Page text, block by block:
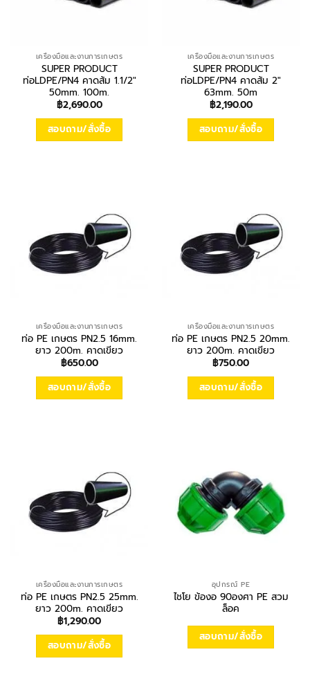
เครื่องมือและงานการเกษตร
SUPER PRODUCT
ท่อLDPE/PN4 คาดส้ม 1.1/2″
50mm. 100m.
฿2,690.00
สอบถาม/สั่งซื้อ
เครื่องมือและงานการเกษตร
SUPER PRODUCT
ท่อLDPE/PN4 คาดส้ม 2″
63mm. 50m
฿2,190.00
สอบถาม/สั่งซื้อ
เครื่องมือและงานการเกษตร
ท่อ PE เกษตร PN2.5 16mm.
ยาว 200m. คาดเขียว
฿650.00
สอบถาม/สั่งซื้อ
เครื่องมือและงานการเกษตร
ท่อ PE เกษตร PN2.5 20mm.
ยาว 200m. คาดเขียว
฿750.00
สอบถาม/สั่งซื้อ
เครื่องมือและงานการเกษตร
ท่อ PE เกษตร PN2.5 25mm.
ยาว 200m. คาดเขียว
฿1,290.00
สอบถาม/สั่งซื้อ
อุปกรณ์ PE
ไชโย ข้องอ 90องศา PE สวม
ล็อค
สอบถาม/สั่งซื้อ